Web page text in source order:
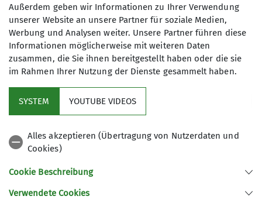
Die Bergsteigergruppe Schramberg ....
... mehr unter Details
Details
Außerdem geben wir Informationen zu Ihrer Verwendung
unserer Website an unsere Partner für soziale Medien,
Werbung und Analysen weiter. Unsere Partner führen diese
Informationen möglicherweise mit weiteren Daten
zusammen, die Sie ihnen bereitgestellt haben oder die sie
im Rahmen Ihrer Nutzung der Dienste gesammelt haben.
SYSTEM YOUTUBE VIDEOS
Alles akzeptieren (Übertragung von Nutzerdaten und
Cookies)
Cookie Beschreibung
Verwendete Cookies